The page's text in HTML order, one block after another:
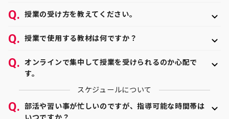
Fi回線なしで利用できるタブレット貸し出し（有料）
離島にお住まいの方にも多くご利用いただいておりま
対応できますので、お気軽にご相談ください。
授業の受け方を教えてください。
おりますので、授業時間になりましたら事前にお送り
顔が見える状態で授業を行い、疑問点や不安点がない
かどうかを表情からも読み取り、細かくフォローいた
します。また、教材を画面上で共有し、書き込みを行
を受けていただけます。オンラインでの受講方法に不
授業で使用する教材は何ですか？
べます。学校で使用しているワークや教科書、志望校
の赤本や過去問などを利用している方が多いです。特
にご希望がない場合はトライの無料教材を使用するこ
とも可能です。
オンラインで集中して授業を受けられるのか心配で
す。
双方向型の授業を行っているため、"教師は解説し続け
て、生徒は聞いているだけ"という一方的な状況になる
ことはございません。完全マンツーマンなので、生徒
スケジュールについて
部活や習い事が忙しいのですが、指導可能な時間帯は